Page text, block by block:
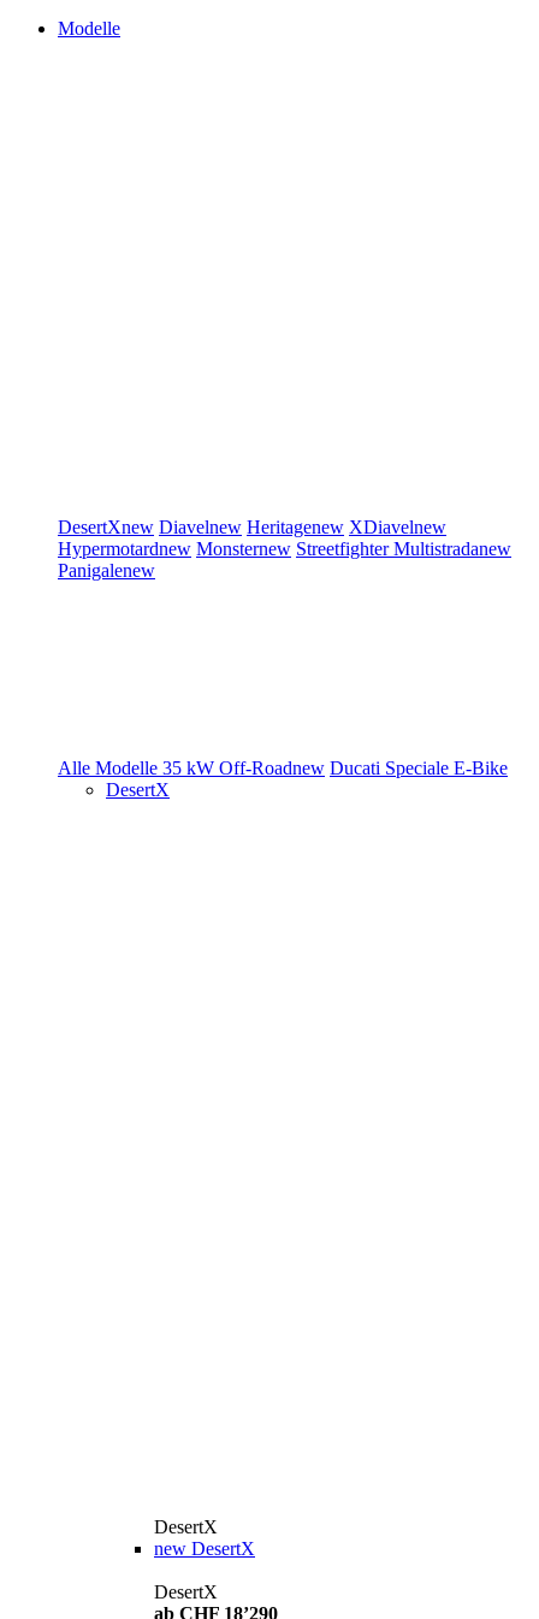
Modelle
DesertXnew Diavelnew Heritagenew XDiavelnew
Hypermotardnew Monsternew StreetfighterMultistradanew
Panigalenew
Alle Modelle 35 kW Off-Roadnew Ducati Speciale E-Bike
DesertX
DesertX
new DesertX
DesertX
ab CHF 18’290